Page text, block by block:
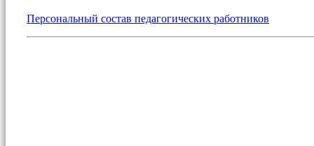
Персональный состав педагогических работников